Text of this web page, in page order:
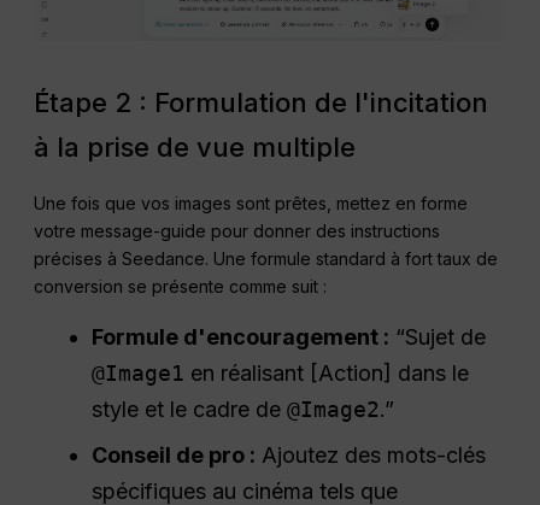
Étape 2 : Formulation de l'incitation
à la prise de vue multiple
Une fois que vos images sont prêtes, mettez en forme
votre message-guide pour donner des instructions
précises à Seedance. Une formule standard à fort taux de
conversion se présente comme suit :
Formule d'encouragement : “Sujet de
@Image1 en réalisant [Action] dans le
style et le cadre de@Image2.”
Conseil de pro : Ajoutez des mots-clés
spécifiques au cinéma tels que